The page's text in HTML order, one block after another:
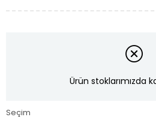
Ürün stoklarımızda
Seçim